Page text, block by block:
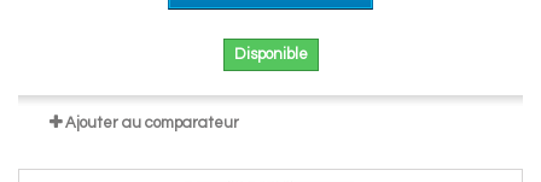
Disponible
Ajouter au comparateur